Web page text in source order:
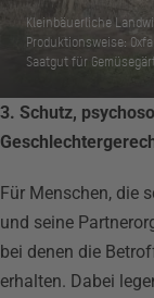
Kleinbäuerliche
Produktionsweise:
Saatgut für
3. Schutz,
Für Menschen, die
und seine
bei denen die
erhalten. Dabei